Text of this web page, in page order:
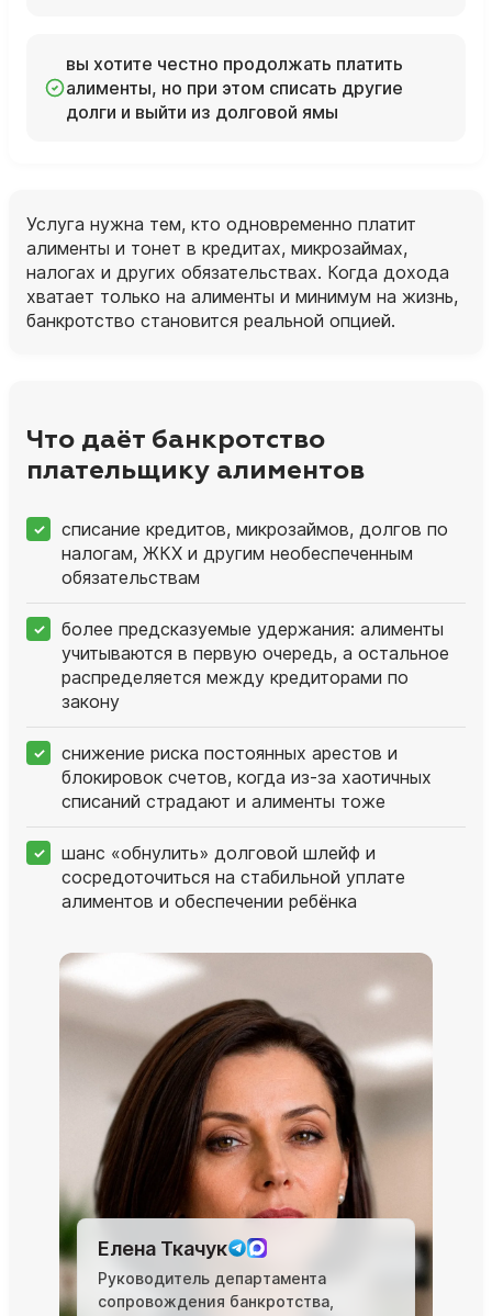
вы хотите честно продолжать платить
алименты, но при этом списать другие
долги и выйти из долговой ямы
Услуга нужна тем, кто одновременно платит
алименты и тонет в кредитах, микрозаймах,
налогах и других обязательствах. Когда дохода
хватает только на алименты и минимум на жизнь,
банкротство становится реальной опцией.
Что даёт банкротство
плательщику алиментов
списание кредитов, микрозаймов, долгов по
налогам, ЖКХ и другим необеспеченным
обязательствам
более предсказуемые удержания: алименты
учитываются в первую очередь, а остальное
распределяется между кредиторами по
закону
снижение риска постоянных арестов и
блокировок счетов, когда из‑за хаотичных
списаний страдают и алименты тоже
шанс «обнулить» долговой шлейф и
сосредоточиться на стабильной уплате
алиментов и обеспечении ребёнка
Елена Ткачук
Руководитель департамента
сопровождения банкротства,